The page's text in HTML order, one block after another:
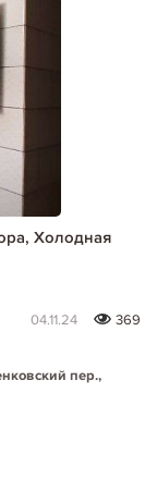
Холодная
04.11.24
369
пер.,